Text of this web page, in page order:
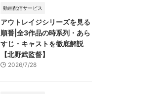
動画配信サービス
アウトレイジシリーズを見る
順番|全3作品の時系列・あら
すじ・キャストを徹底解説
【北野武監督】
2026/7/28